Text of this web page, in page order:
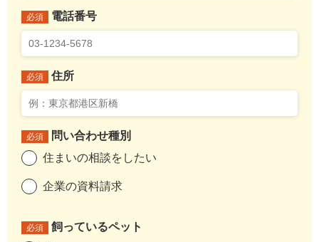
必須 電話番号
必須 住所
必須
問い合わせ種別
住まいの相談をしたい
企業の資料請求
必須
飼っているペット